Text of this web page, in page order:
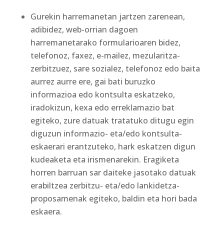
Gurekin harremanetan jartzen zarenean,
adibidez, web-orrian dagoen
harremanetarako formularioaren bidez,
telefonoz, faxez, e-mailez, mezularitza-
zerbitzuez, sare sozialez, telefonoz edo baita
aurrez aurre ere, gai bati buruzko
informazioa edo kontsulta eskatzeko,
iradokizun, kexa edo erreklamazio bat
egiteko, zure datuak tratatuko ditugu egin
diguzun informazio- eta/edo kontsulta-
eskaerari erantzuteko, hark eskatzen digun
kudeaketa eta irismenarekin. Eragiketa
horren barruan sar daiteke jasotako datuak
erabiltzea zerbitzu- eta/edo lankidetza-
proposamenak egiteko, baldin eta hori bada
eskaera.